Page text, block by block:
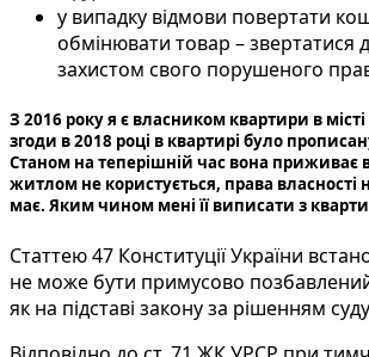
у випадку відмови повертати
обмінювати товар – звертатися
захистом свого порушеного
З 2016 року я є власником квартири в місті
згоди в 2018 році в квартирі було
Станом на теперішній час вона приживає
житлом не користується, права власності
має. Яким чином мені її виписати з
Статтею 47 Конституції України
не може бути примусово
як на підставі закону за рішенням